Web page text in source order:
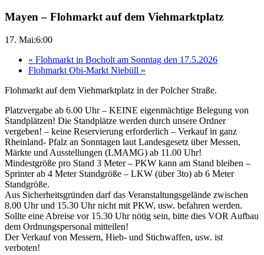
Mayen – Flohmarkt auf dem Viehmarktplatz
17. Mai:6:00
« Flohmarkt in Bocholt am Sonntag den 17.5.2026
Flohmarkt Obi-Markt Niebüll »
Flohmarkt auf dem Viehmarktplatz in der Polcher Straße.
Platzvergabe ab 6.00 Uhr – KEINE eigenmächtige Belegung von
Standplätzen! Die Standplätze werden durch unsere Ordner
vergeben! – keine Reservierung erforderlich – Verkauf in ganz
Rheinland- Pfalz an Sonntagen laut Landesgesetz über Messen,
Märkte und Ausstellungen (LMAMG) ab 11.00 Uhr!
Mindestgröße pro Stand 3 Meter – PKW kann am Stand bleiben –
Sprinter ab 4 Meter Standgröße – LKW (über 3to) ab 6 Meter
Standgröße.
Aus Sicherheitsgründen darf das Veranstaltungsgelände zwischen
8.00 Uhr und 15.30 Uhr nicht mit PKW, usw. befahren werden.
Sollte eine Abreise vor 15.30 Uhr nötig sein, bitte dies VOR Aufbau
dem Ordnungspersonal mitteilen!
Der Verkauf von Messern, Hieb- und Stichwaffen, usw. ist
verboten!